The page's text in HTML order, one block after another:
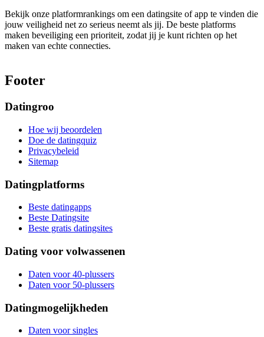
Bekijk onze platformrankings om een datingsite of app te vinden die
jouw veiligheid net zo serieus neemt als jij. De beste platforms
maken beveiliging een prioriteit, zodat jij je kunt richten op het
maken van echte connecties.
Footer
Datingroo
Hoe wij beoordelen
Doe de datingquiz
Privacybeleid
Sitemap
Datingplatforms
Beste datingapps
Beste Datingsite
Beste gratis datingsites
Dating voor volwassenen
Daten voor 40-plussers
Daten voor 50-plussers
Datingmogelijkheden
Daten voor singles